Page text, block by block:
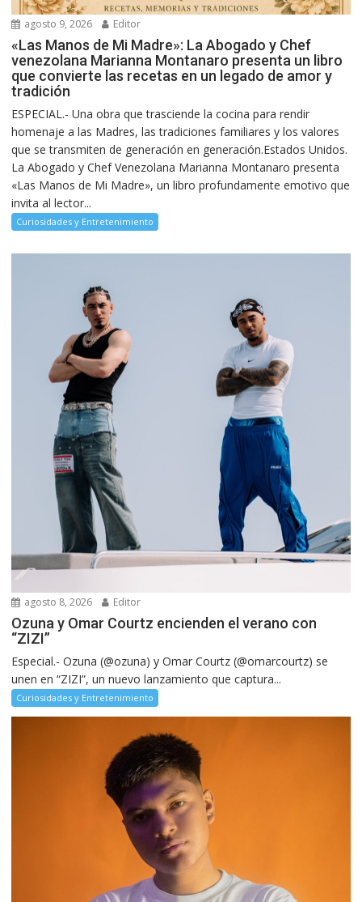
agosto 9, 2026 Editor
«Las Manos de Mi Madre»: La Abogado y Chef
venezolana Marianna Montanaro presenta un libro
que convierte las recetas en un legado de amor y
tradición
ESPECIAL.- Una obra que trasciende la cocina para rendir
homenaje a las Madres, las tradiciones familiares y los valores
que se transmiten de generación en generación.Estados Unidos.
La Abogado y Chef Venezolana Marianna Montanaro presenta
«Las Manos de Mi Madre», un libro profundamente emotivo que
invita al lector...
Curiosidades y Entretenimiento
agosto 8, 2026 Editor
Ozuna y Omar Courtz encienden el verano con
“ZIZI”
Especial.- Ozuna (@ozuna) y Omar Courtz (@omarcourtz) se
unen en “ZIZI”, un nuevo lanzamiento que captura...
Curiosidades y Entretenimiento